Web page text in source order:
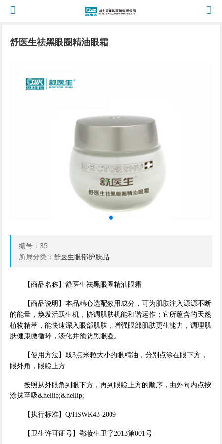
舒医生祛黑眼圈精油眼霜
编号： 35
所属分类： 舒医生眼部护肤品
【商品名称】舒医生祛黑眼圈精油眼霜
【商品说明】本品精心选配效用成分，可为肌肤注入源源不断
的能量，焕发活跃生机，协调肌肤机能和谐运作；它所蕴含的天然
植物精萃，能快速深入眼部肌肤，增强眼部肌肤更生能力，调理肌
肤健康微循环，淡化并预防黑眼圈。
【使用方法】取3点米粒大小的眼精油，分别点涂在眼下方，
眼外角，眼睑上方
按照从外眼角到眼下方，再到眼睑上方的顺序，由外向内点按
涂抹至吸&hellip;&hellip;
【执行标准】Q/HSWK43-2009
【卫生许可证号】鄂妆生卫字2013第001号